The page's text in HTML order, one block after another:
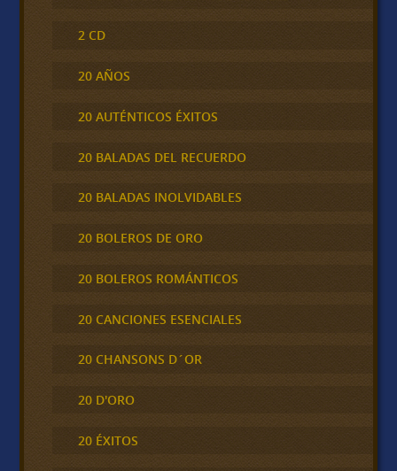
2 CD
20 AÑOS
20 AUTÉNTICOS ÉXITOS
20 BALADAS DEL RECUERDO
20 BALADAS INOLVIDABLES
20 BOLEROS DE ORO
20 BOLEROS ROMÁNTICOS
20 CANCIONES ESENCIALES
20 CHANSONS D´OR
20 D'ORO
20 ÉXITOS